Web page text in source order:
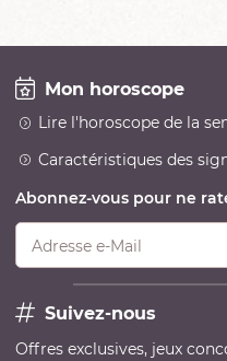
Mon horoscope
Lire l'horoscope de la
Caractéristiques des
Abonnez-vous pour ne
Adresse e-Mail
Suivez-nous
Offres exclusives, jeux